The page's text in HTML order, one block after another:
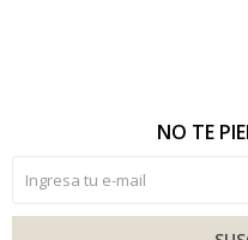
NO TE